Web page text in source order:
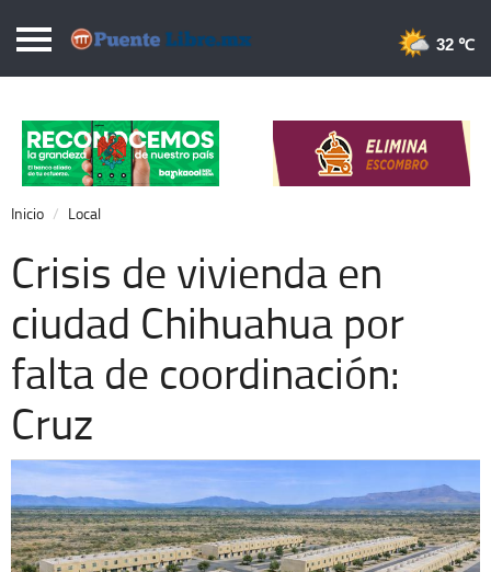
Puentelibre.mx
Local
Nacional
Opinión
Cronos
Economía
Espectáculos
Extra +
32 ℃
Inicio Local
Crisis de vivienda en
ciudad Chihuahua por
falta de coordinación:
Cruz